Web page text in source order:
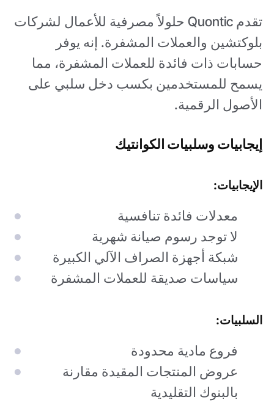
تقدم Quontic حلولاً مصرفية للأعمال لشركات
بلوكتشين والعملات المشفرة. إنه يوفر
حسابات ذات فائدة للعملات المشفرة، مما
يسمح للمستخدمين بكسب دخل سلبي على
الأصول الرقمية.
إيجابيات وسلبيات الكوانتيك
الإيجابيات:
معدلات فائدة تنافسية
لا توجد رسوم صيانة شهرية
شبكة أجهزة الصراف الآلي الكبيرة
سياسات صديقة للعملات المشفرة
السلبيات:
فروع مادية محدودة
عروض المنتجات المقيدة مقارنة
بالبنوك التقليدية